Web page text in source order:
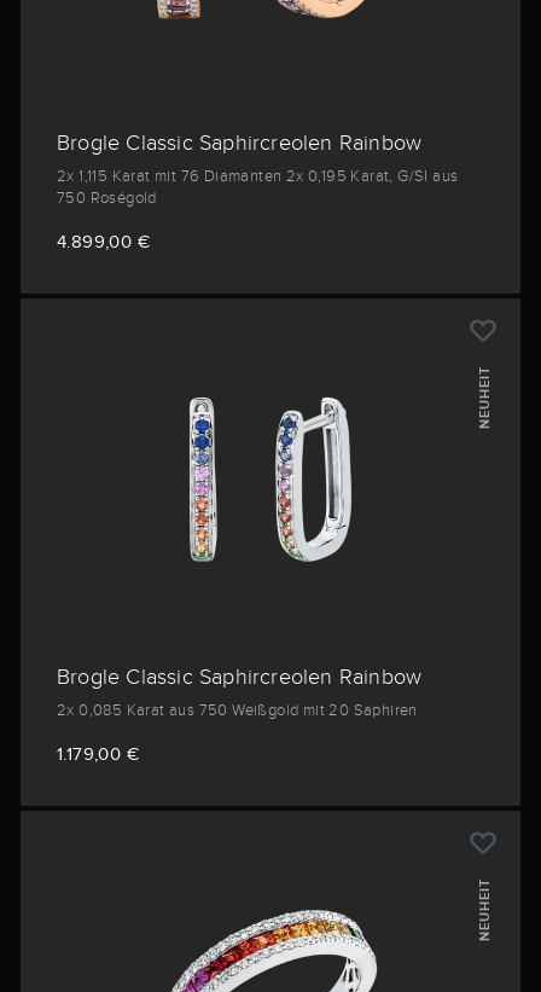
Brogle Classic Saphircreolen Rainbow
2x 1,115 Karat mit 76 Diamanten 2x 0,195 Karat, G/SI aus
750 Roségold
4.899,00 €
NEUHEIT
Brogle Classic Saphircreolen Rainbow
2x 0,085 Karat aus 750 Weißgold mit 20 Saphiren
1.179,00 €
NEUHEIT